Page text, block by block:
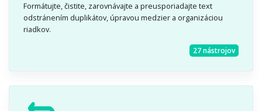
Formátujte, čistite, zarovnávajte a preusporiadajte text
odstránením duplikátov, úpravou medzier a organizáciou
riadkov.
27 nástrojov